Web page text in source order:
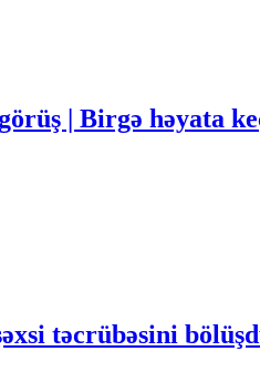
| Birgə həyata
təcrübəsini